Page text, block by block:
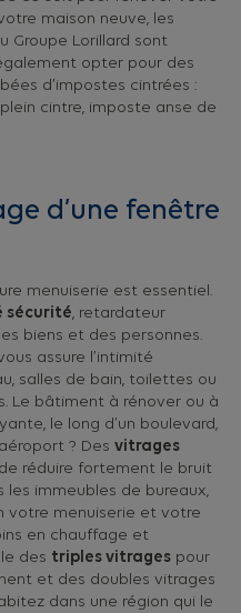
maison neuve, les
Groupe Lorillard sont
opter pour des
d’impostes cintrées :
cintre, imposte anse de
d’une fenêtre
menuiserie est essentiel.
sécurité, retardateur
biens et des personnes.
assure l’intimité
salles de bain, toilettes ou
Le bâtiment à rénover ou à
le long d’un boulevard,
? Des vitrages
réduire fortement le bruit
immeubles de bureaux,
votre menuiserie et votre
en chauffage et
des triples vitrages pour
et des doubles vitrages
dans une région qui le